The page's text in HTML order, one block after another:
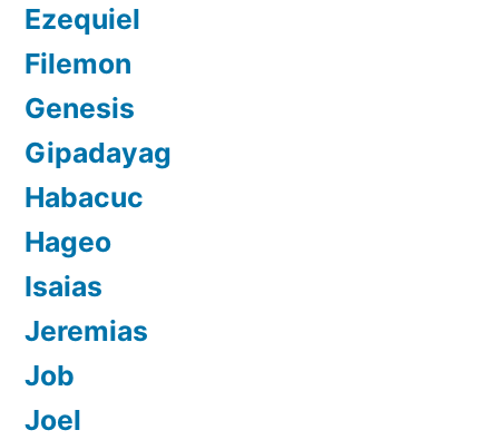
Ezequiel
Filemon
Genesis
Gipadayag
Habacuc
Hageo
Isaias
Jeremias
Job
Joel